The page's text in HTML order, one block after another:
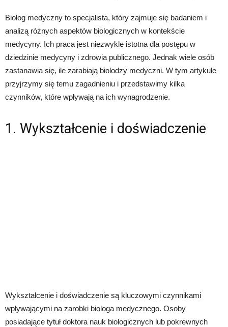
Biolog medyczny to specjalista, który zajmuje się badaniem i
analizą różnych aspektów biologicznych w kontekście
medycyny. Ich praca jest niezwykle istotna dla postępu w
dziedzinie medycyny i zdrowia publicznego. Jednak wiele osób
zastanawia się, ile zarabiają biolodzy medyczni. W tym artykule
przyjrzymy się temu zagadnieniu i przedstawimy kilka
czynników, które wpływają na ich wynagrodzenie.
1. Wykształcenie i doświadczenie
Wykształcenie i doświadczenie są kluczowymi czynnikami
wpływającymi na zarobki biologa medycznego. Osoby
posiadające tytuł doktora nauk biologicznych lub pokrewnych